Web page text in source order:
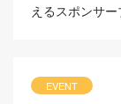
えるスポンサ
EVENT